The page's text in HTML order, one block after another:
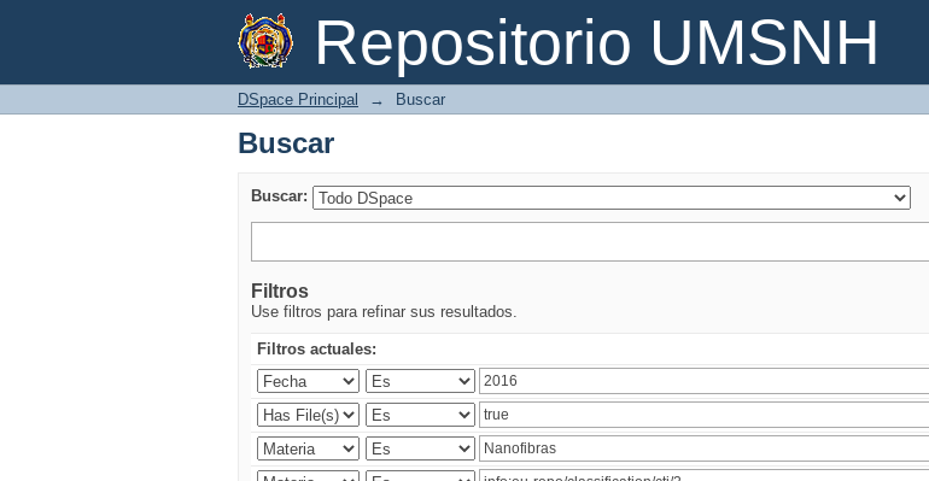
Repositorio UMSNH
Buscar
DSpace Principal → Buscar
Buscar
Buscar:
Filtros
Use filtros para refinar sus resultados.
Filtros actuales: